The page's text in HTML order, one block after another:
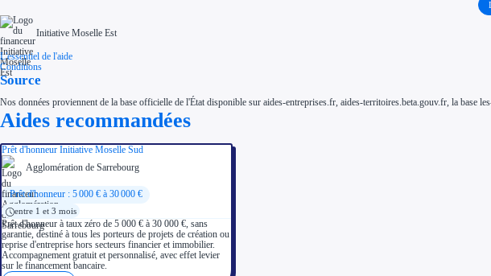
Initiative Moselle Est
L'essentiel de l'aide
Conditions
Source
Nos données proviennent de la base officielle de l'État disponible sur aides-entreprises.fr, aides-territoires.beta.gouv.fr, la base
Aides recommandées
Prêt d'honneur Initiative Moselle Sud
Agglomération de Sarrebourg
Prêt d'honneur : 5 000 € à 30 000 €
entre 1 et 3 mois
Prêt d'honneur à taux zéro de 5 000 € à 30 000 €, sans
garantie, destiné à tous les porteurs de projets de création ou
reprise d'entreprise hors secteurs financier et immobilier.
Accompagnement gratuit et personnalisé, avec effet levier
sur le financement bancaire.